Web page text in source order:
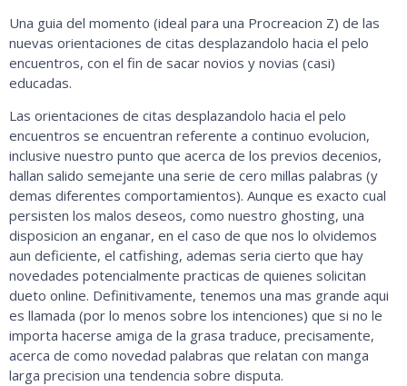
Una guia del momento (ideal para una Procreacion Z) de las
nuevas orientaciones de citas desplazandolo hacia el pelo
encuentros, con el fin de sacar novios y novias (casi)
educadas.
Las orientaciones de citas desplazandolo hacia el pelo
encuentros se encuentran referente a continuo evolucion,
inclusive nuestro punto que acerca de los previos decenios,
hallan salido semejante una serie de cero millas palabras (y
demas diferentes comportamientos). Aunque es exacto cual
persisten los malos deseos, como nuestro ghosting, una
disposicion an enganar, en el caso de que nos lo olvidemos
aun deficiente, el catfishing, ademas seria cierto que hay
novedades potencialmente practicas de quienes solicitan
dueto online. Definitivamente, tenemos una mas grande aqui
es llamada (por lo menos sobre los intenciones) que si no le
importa hacerse amiga de la grasa traduce, precisamente,
acerca de como novedad palabras que relatan con manga
larga precision una tendencia sobre disputa.